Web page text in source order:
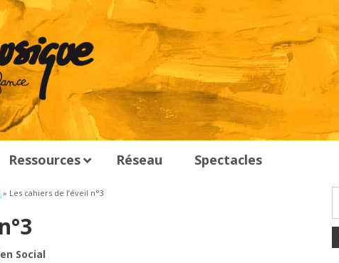
Ressources Réseau Spectacles
» Les cahiers de l’éveil n°3
Social